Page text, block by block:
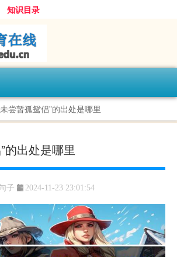
知识目录
尝暂孤鸳侣”的出处是哪里
的出处是哪里
子 2024-11-23 23:01:54